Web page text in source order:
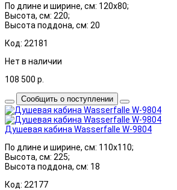
По длине и ширине, см: 120x80;
Высота, см: 220;
Высота поддона, см: 20
Код: 22181
Нет в наличии
108 500 р.
Сообщить о поступлении
Душевая кабина Wasserfalle W-9804
По длине и ширине, см: 110x110;
Высота, см: 225;
Высота поддона, см: 18
Код: 22177